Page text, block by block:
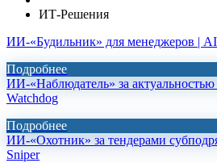
ИТ-Решения
ИИ-«Будильник» для менеджеров | AI
Подробнее
ИИ-«Наблюдатель» за
Watchdog
Подробнее
ИИ-«Охотник» за тендерами
Sniper